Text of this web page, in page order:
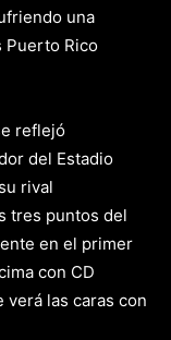
una
Puerto Rico
reflejó
del Estadio
rival
tres puntos del
en el primer
con CD
verá las caras con